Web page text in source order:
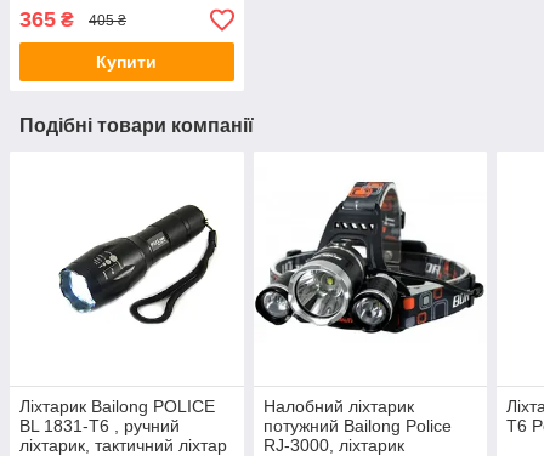
365 ₴ 405 ₴
Купити
Подібні товари компанії
Ліхтарик Bailong POLICE
BL 1831-T6 , ручний
ліхтарик, тактичний ліхтар
Налобний ліхтарик
потужний Bailong Police
RJ-3000, ліхтарик
T6